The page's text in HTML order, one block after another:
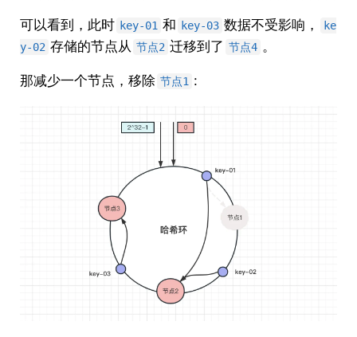
可以看到，此时 key-01 和 key-03 数据不受影响，
ke
y-02 存储的节点从 节点2 迁移到了 节点4 。
那减少一个节点，移除 节点1 :